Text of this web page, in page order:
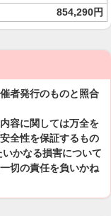
854,290円
者発行のものと照合
容に関しては万全を
全性を保証するもの
かなる損害について
切の責任を負いかね